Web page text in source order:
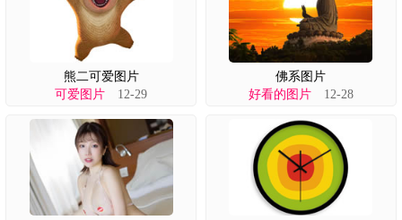
熊二可爱图片
可爱图片 12-29
佛系图片
好看的图片12-28